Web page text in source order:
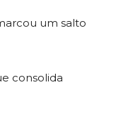
um salto
consolida